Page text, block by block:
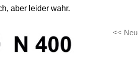
aber leider wahr.
<<